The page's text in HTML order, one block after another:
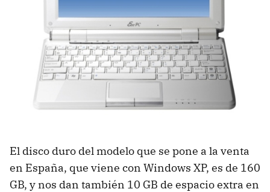
El disco duro del modelo que se pone a la venta
en España, que viene con Windows XP, es de 160
GB, y nos dan también 10 GB de espacio extra en